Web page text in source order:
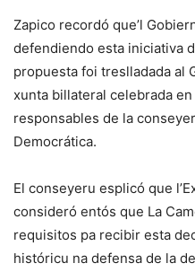
Zapico recordó que’l
defendiendo esta iniciativa
propuesta foi treslladada al
xunta billateral celebrada
responsables de la
Democrática.
El conseyeru esplicó que
consideró entós que La
requisitos pa recibir esta
históricu na defensa de la